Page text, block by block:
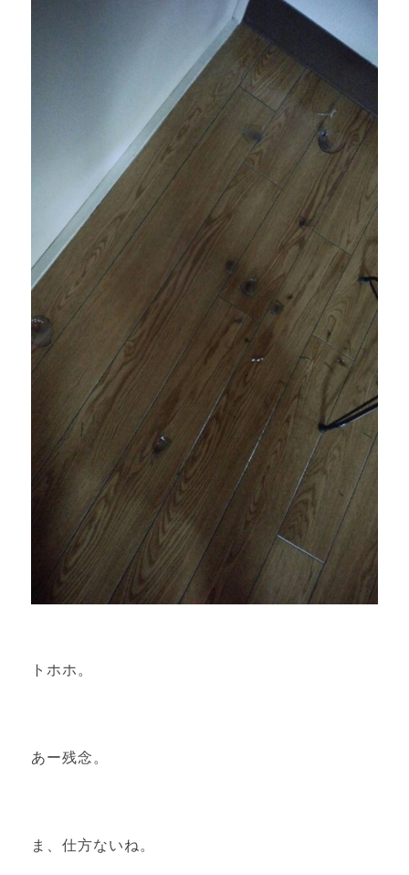
トホホ。
あー残念。
ま、仕方ないね。